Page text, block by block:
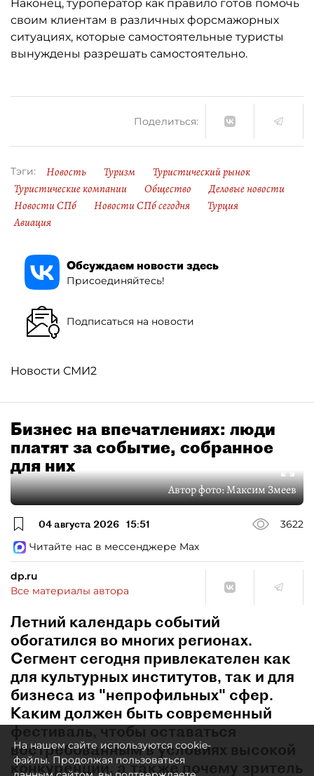
Наконец, туроператор как правило готов помочь
своим клиентам в различных форсмажорных
ситуациях, которые самостоятельные туристы
вынуждены разрешать самостоятельно.
Поделиться:
Тэги: Новость Туризм
Туристический рынок
Туристические компании
Общество
Деловые новости
Новости СПб
Новости СПб сегодня
Турция
Авиация
Обсуждаем новости здесь
Присоединяйтесь!
Подписаться на новости
Новости СМИ2
Бизнес на впечатлениях: люди
платят за событие, собранное
для них
Автор фото:Максим Змеев
04 августа 2026 15:51
3622
Читайте нас в мессенджере Max
dp.ru
Все материалы автора
Летний календарь событий
обогатился во многих регионах.
Сегмент сегодня привлекателен как
для культурных институтов, так и для
бизнеса из "непрофильных" сфер.
Каким должен быть современный
фестиваль, чтобы оставаться
востребованным в условиях высокой
конкуренции, а также почему зритель
На нашем сайте используются cookie-
файлы. Продолжая пользоваться